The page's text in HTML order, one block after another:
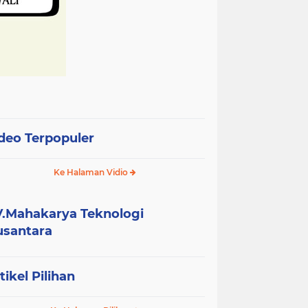
Terpopuler
Ke Halaman Vidio
Teknologi
Pilihan